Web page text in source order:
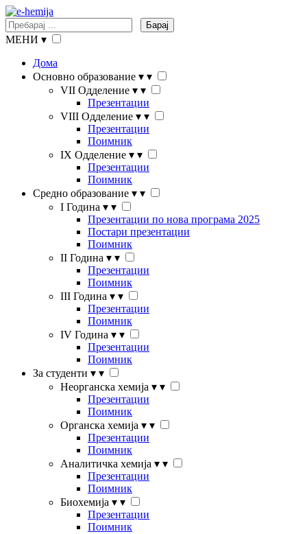
Барај
МЕНИ ▾
Дома
Основно образование ▾ ▾
VII Одделение ▾ ▾
Презентации
VIII Одделение ▾ ▾
Презентации
Поимник
IX Одделение ▾ ▾
Презентации
Поимник
Средно образование ▾ ▾
I Година ▾ ▾
Презентации по нова програма 2025
Постари презентации
Поимник
II Година ▾ ▾
Презентации
Поимник
III Година ▾ ▾
Презентации
Поимник
IV Година ▾ ▾
Презентации
Поимник
За студенти ▾ ▾
Неорганска хемија ▾ ▾
Презентации
Поимник
Органска хемија ▾ ▾
Презентации
Поимник
Аналитичка хемија ▾ ▾
Презентации
Поимник
Биохемија ▾ ▾
Презентации
Поимник